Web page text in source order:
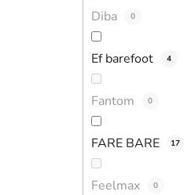
Diba 0
Ef barefoot 4
Fantom 0
FARE BARE 17
Feelmax 0